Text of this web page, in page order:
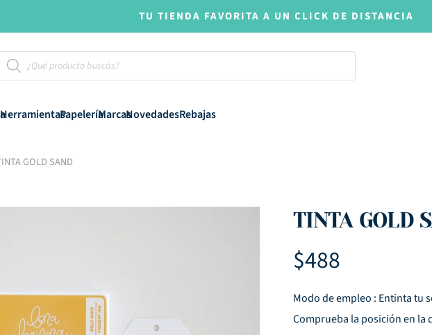
TU TIENDA FAVORITA A UN CLICK DE DISTANCIA
de
HerramientasPapeleríaMarcasNovedadesRebajas
GOLD SAND
TINTA GOLD
$488
Modo de empleo : Entinta tu
Comprueba la posición en la